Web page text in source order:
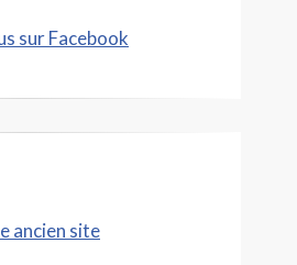
sur Facebook
ancien site